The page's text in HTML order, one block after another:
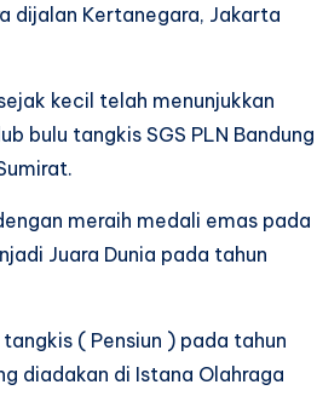
dijalan Kertanegara, Jakarta
kecil telah menunjukkan
bulu tangkis SGS PLN Bandung
meraih medali emas pada
Juara Dunia pada tahun
( Pensiun ) pada tahun
diadakan di Istana Olahraga